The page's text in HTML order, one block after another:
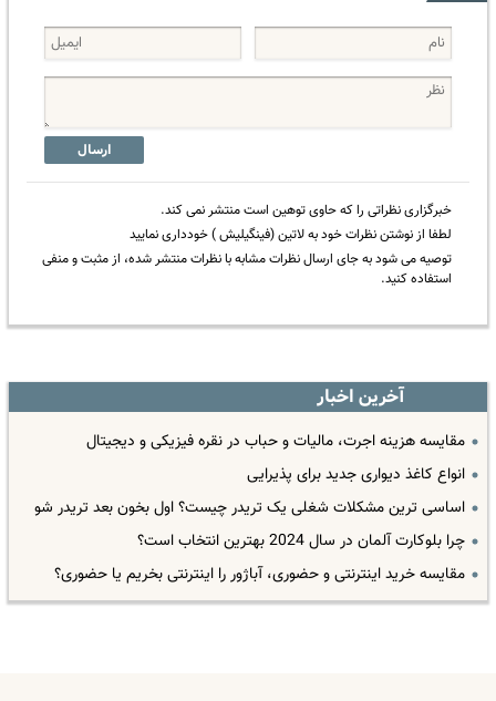
ارسال
خبرگزاری نظراتی را که حاوی توهین است منتشر نمی کند.
لطفا از نوشتن نظرات خود به لاتین (فینگیلیش ) خودداری نمایید
توصیه می شود به جای ارسال نظرات مشابه با نظرات منتشر شده، از مثبت و منفی
استفاده کنید.
آخرین اخبار
مقایسه هزینه اجرت، مالیات و حباب در نقره فیزیکی و دیجیتال
انواع کاغذ دیواری جدید برای پذیرایی
اساسی ترین مشکلات شغلی یک تریدر چیست؟ اول بخون بعد تریدر شو
چرا بلوکارت آلمان در سال 2024 بهترین انتخاب است؟
مقایسه خرید اینترنتی و حضوری، آباژور را اینترنتی بخریم یا حضوری؟